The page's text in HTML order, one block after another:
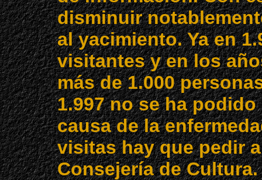
disminuir
al yacimiento. Ya en
visitantes y en los
más de 1.000
1.997 no se ha
causa de la
visitas hay que pedir
Consejería de Cultura.